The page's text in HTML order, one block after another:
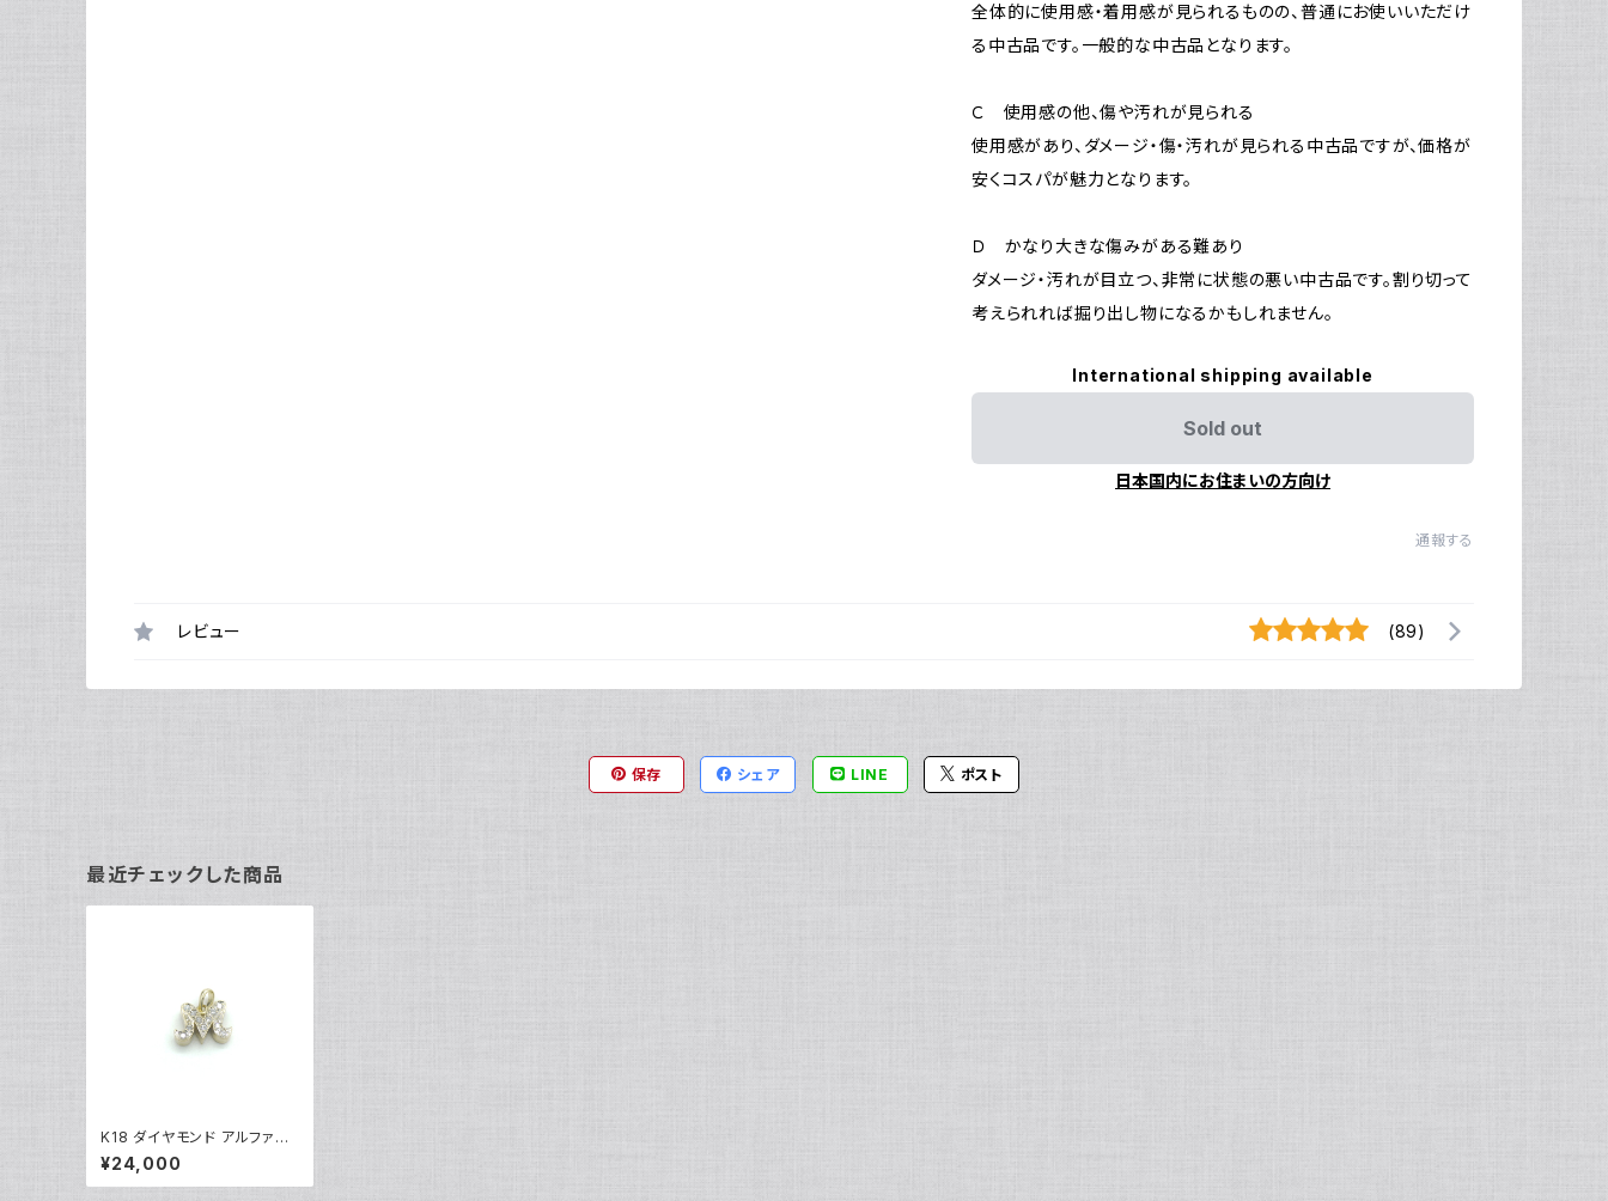
全体的に使用感・着用感が見られるものの、普通にお使いいただけ
る中古品です。一般的な中古品となります。
Ｃ 使用感の他、傷や汚れが見られる
使用感があり、ダメージ・傷・汚れが見られる中古品ですが、価格が
安くコスパが魅力となります。
Ｄ かなり大きな傷みがある難あり
ダメージ・汚れが目立つ、非常に状態の悪い中古品です。割り切って
考えられれば掘り出し物になるかもしれません。
International shipping available
Sold out
日本国内にお住まいの方向け
通報する
レビュー (89)
保存 シェア LINE ポスト
最近チェックした商品
K18 ダイヤモンド アルファベ
ット『M』イニシャル ペンダント
18金 ネックレストップ チャー
ム Y04189
¥24,000